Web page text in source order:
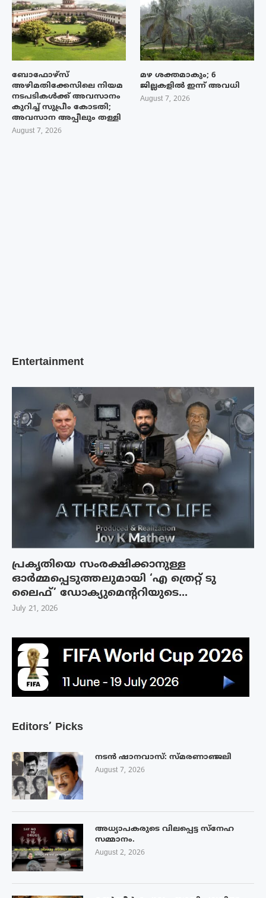
Editors’ Picks
നടൻ ഷാനവാസ്: സ്മരണാഞ്ജലി
August 7, 2026
അധ്യാപകരുടെ വിലപ്പെട്ട സ്നേഹ
സമ്മാനം.
August 2, 2026
ബോഫോഴ്‌സ്
അഴിമതിക്കേസിലെ നിയമ
നടപടികൾക്ക് അവസാനം
കുറിച്ച് സുപ്രീം കോടതി;
അവസാന അപ്പീലും തള്ളി
August 7, 2026
മഴ ശക്തമാകും; 6
ജില്ലകളിൽ ഇന്ന് അവധി
August 7, 2026
Entertainment
പ്രകൃതിയെ സംരക്ഷിക്കാനുള്ള
ഓർമ്മപ്പെടുത്തലുമായി ‘എ ത്രെറ്റ് ടു
ലൈഫ്’ ഡോക്യുമെന്ററിയുടെ...
July 21, 2026